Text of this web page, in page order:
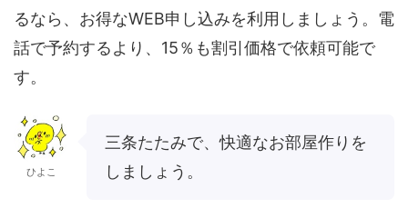
るなら、お得なWEB申し込みを利用しましょう。電
話で予約するより、15％も割引価格で依頼可能で
す。
ひよこ
三条たたみで、快適なお部屋作りを
しましょう。